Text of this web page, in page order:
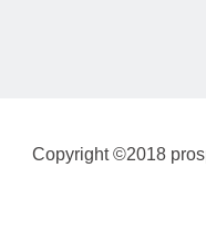
Copyright ©2018